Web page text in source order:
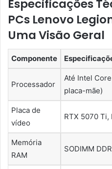
Especificações
PCs Lenovo
Uma Visão Geral
Componente
Processador
Até Intel
placa-mãe)
Placa de
vídeo
RTX 5070 Ti,
Memória
RAM
SODIMM